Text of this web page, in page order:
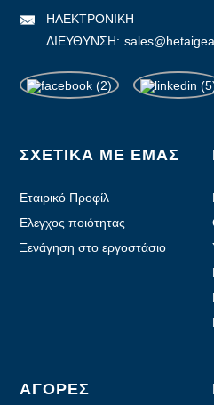
ΗΛΕΚΤΡΟΝΙΚΗ
ΔΙΕΥΘΥΝΣΗ:
ΣΧΕΤΙΚΑ ΜΕ ΕΜΑΣ
Εταιρικό Προφίλ
Ελεγχος ποιότητας
Ξενάγηση στο εργοστάσιο
ΑΓΟΡΈΣ